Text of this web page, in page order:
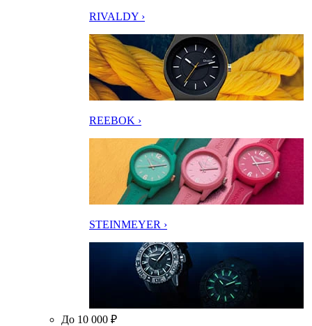
RIVALDY ›
REEBOK ›
STEINMEYER ›
До 10 000 ₽